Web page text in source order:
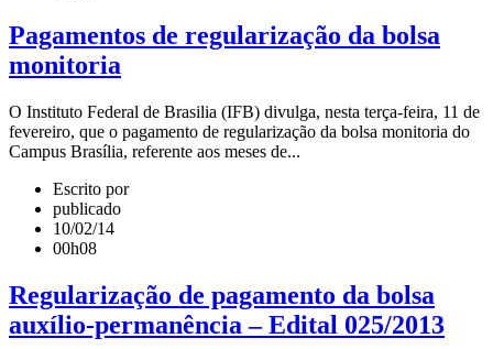
Pagamentos de regularização da bolsa
monitoria
O Instituto Federal de Brasilia (IFB) divulga, nesta terça-­feira, 11 de
fevereiro, que o pagamento de regularização da bolsa monitoria do
Campus Brasília, referente aos meses de...
Escrito por
publicado
10/02/14
00h08
Regularização de pagamento da bolsa
auxílio-permanência – Edital 025/2013